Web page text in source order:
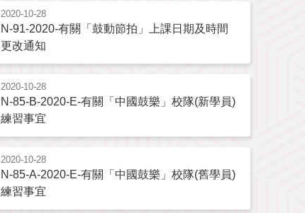
2020-10-28
N-91-2020-有關「鼓動節拍」上課日期及時間
更改通知
2020-10-28
N-85-B-2020-E-有關「中國鼓樂」校隊(新學員)
練習事宜
2020-10-28
N-85-A-2020-E-有關「中國鼓樂」校隊(舊學員)
練習事宜